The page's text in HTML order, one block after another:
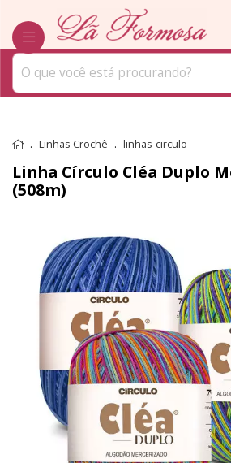
Linhas Crochê linhas-circulo
Linha Círculo Cléa Duplo
(508m)